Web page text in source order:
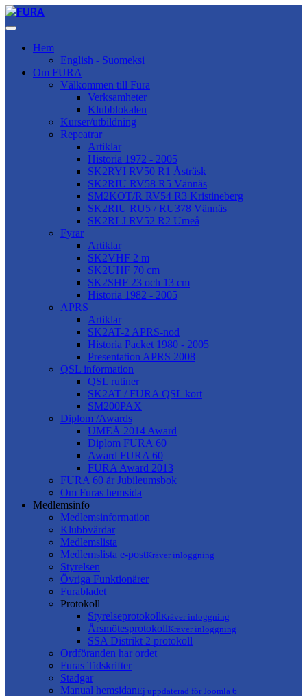
Hem
English - Suomeksi
Om FURA
Välkommen till Fura
Verksamheter
Klubblokalen
Kurser/utbildning
Repeatrar
Artiklar
Historia 1972 - 2005
SK2RYI RV50 R1 Åsträsk
SK2RIU RV58 R5 Vännäs
SM2KOT/R RV54 R3 Kristineberg
SK2RIU RU5 / RU378 Vännäs
SK2RLJ RV52 R2 Umeå
Fyrar
Artiklar
SK2VHF 2 m
SK2UHF 70 cm
SK2SHF 23 och 13 cm
Historia 1982 - 2005
APRS
Artiklar
SK2AT-2 APRS-nod
Historia Packet 1980 - 2005
Presentation APRS 2008
QSL information
QSL rutiner
SK2AT / FURA QSL kort
SM200PAX
Diplom /Awards
UMEÅ 2014 Award
Diplom FURA 60
Award FURA 60
FURA Award 2013
FURA 60 år Jubileumsbok
Om Furas hemsida
Medlemsinfo
Medlemsinformation
Klubbvärdar
Medlemslista
Medlemslista e-postKräver inloggning
Styrelsen
Övriga Funktionärer
Furabladet
Protokoll
StyrelseprotokollKräver inloggning
ÅrsmötesprotokollKräver inloggning
SSA Distrikt 2 protokoll
Ordföranden har ordet
Furas Tidskrifter
Stadgar
Manual hemsidanEj uppdaterad för Joomla 6